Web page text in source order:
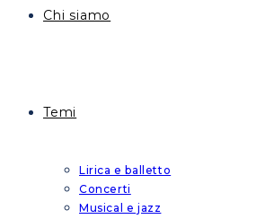
Chi siamo
Temi
Lirica e balletto
Concerti
Musical e jazz